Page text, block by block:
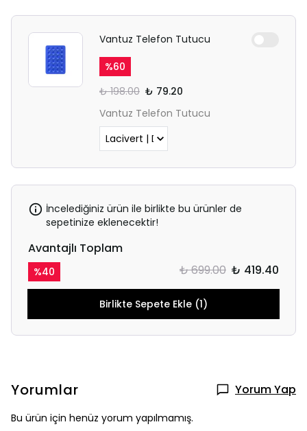
Vantuz Telefon Tutucu
%60
₺ 198.00 ₺ 79.20
Vantuz Telefon Tutucu
İncelediğiniz ürün ile birlikte bu ürünler de
sepetinize eklenecektir!
Avantajlı Toplam
%40 ₺ 699.00 ₺ 419.40
Birlikte Sepete Ekle (1)
Yorumlar Yorum Yap
Bu ürün için henüz yorum yapılmamış.